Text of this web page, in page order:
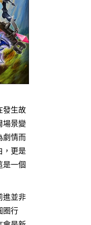
發生故
場景變
劇情而
，更是
是一個
進並非
圈行